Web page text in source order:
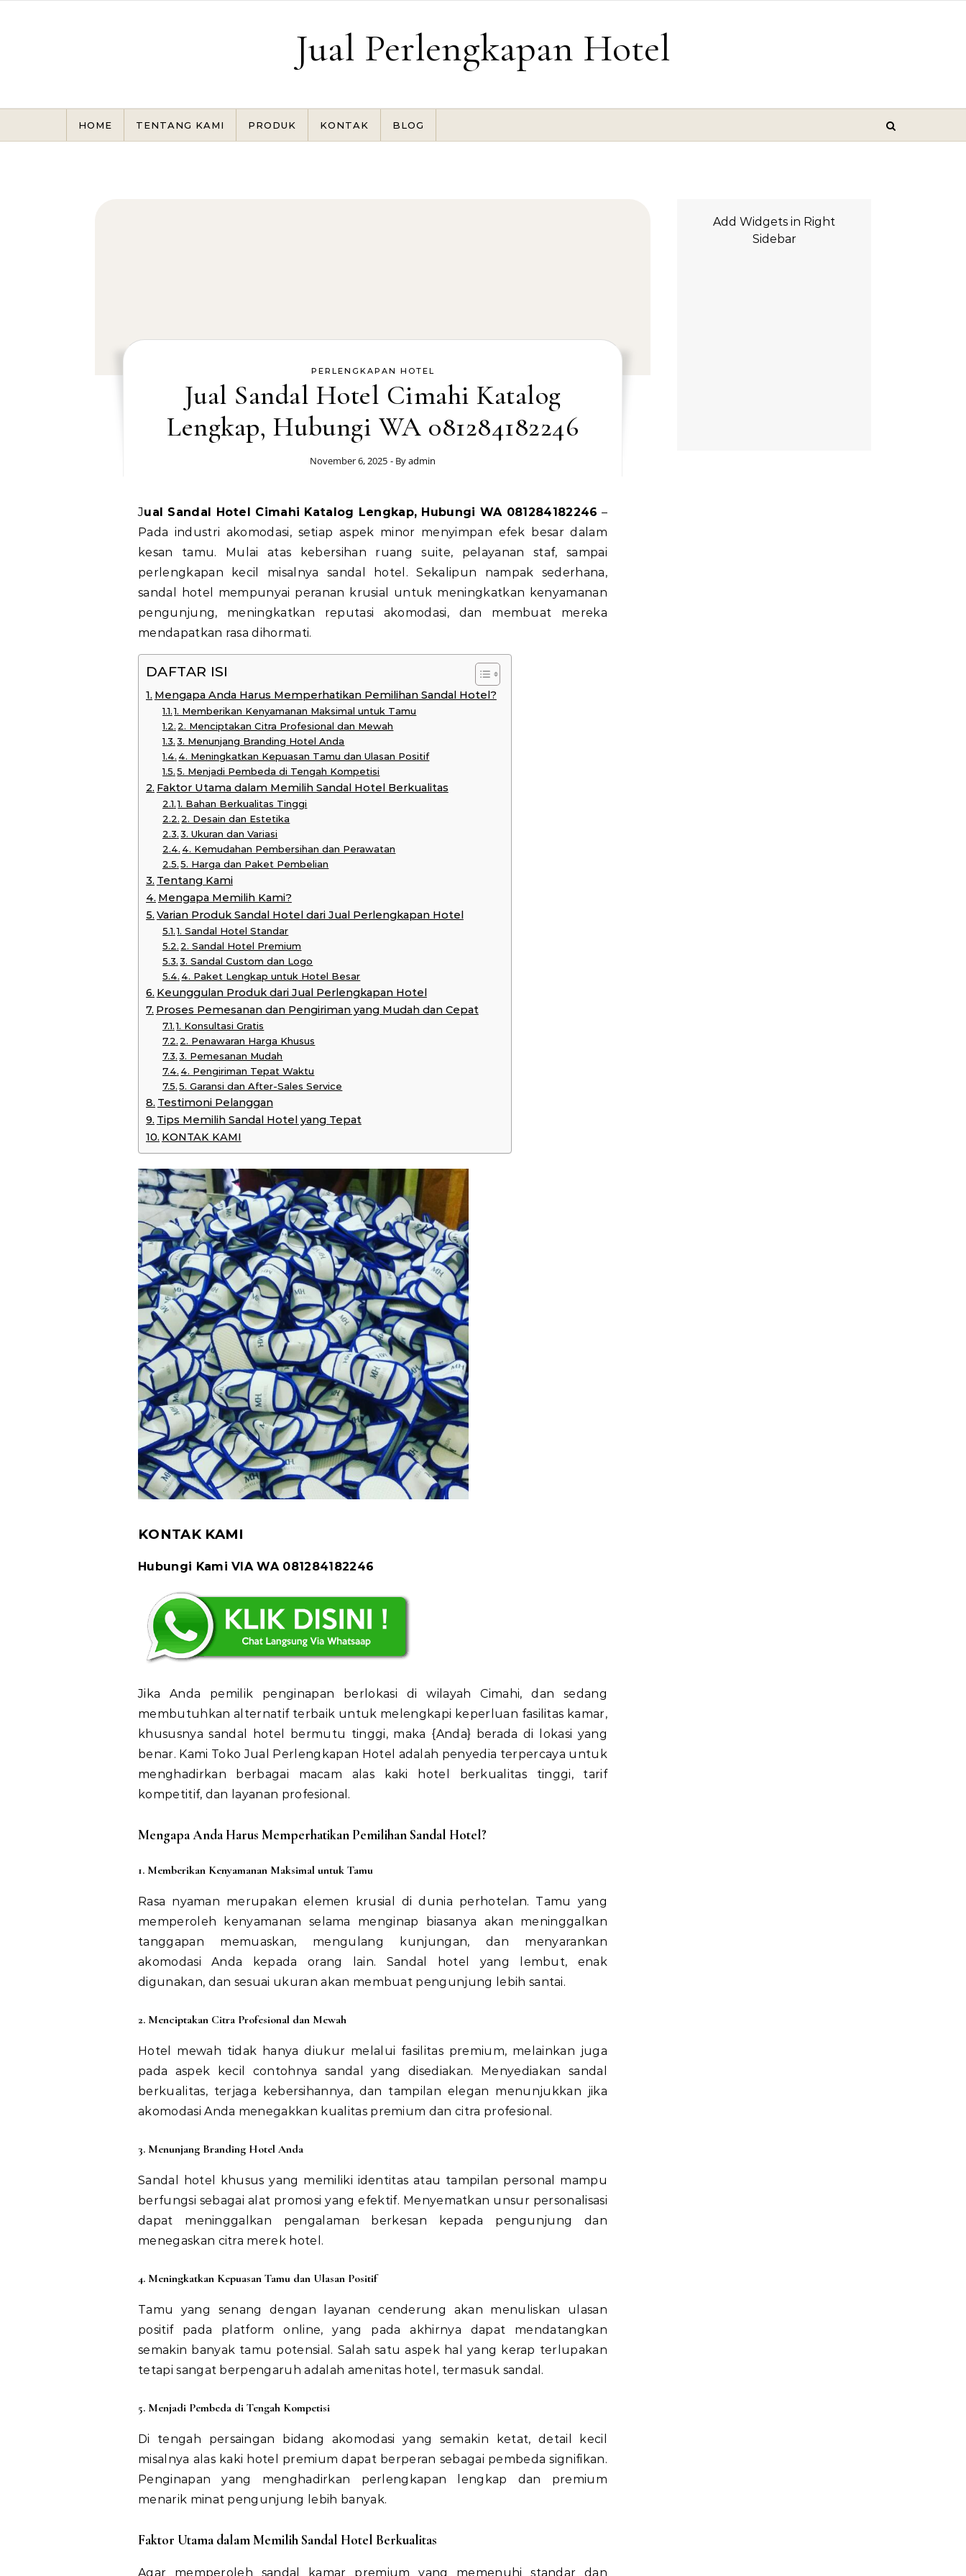
Jual Perlengkapan Hotel
HOME TENTANG KAMI PRODUK KONTAK BLOG
PERLENGKAPAN HOTEL
Jual Sandal Hotel Cimahi Katalog
Lengkap, Hubungi WA 081284182246
November 6, 2025 - Byadmin
Jual Sandal Hotel Cimahi Katalog Lengkap, Hubungi WA 081284182246 –
Pada industri akomodasi, setiap aspek minor menyimpan efek besar dalam
kesan tamu. Mulai atas kebersihan ruang suite, pelayanan staf, sampai
perlengkapan kecil misalnya sandal hotel. Sekalipun nampak sederhana,
sandal hotel mempunyai peranan krusial untuk meningkatkan kenyamanan
pengunjung, meningkatkan reputasi akomodasi, dan membuat mereka
mendapatkan rasa dihormati.
DAFTAR ISI
Mengapa Anda Harus Memperhatikan Pemilihan Sandal Hotel?
1. Memberikan Kenyamanan Maksimal untuk Tamu
2. Menciptakan Citra Profesional dan Mewah
3. Menunjang Branding Hotel Anda
4. Meningkatkan Kepuasan Tamu dan Ulasan Positif
5. Menjadi Pembeda di Tengah Kompetisi
Faktor Utama dalam Memilih Sandal Hotel Berkualitas
1. Bahan Berkualitas Tinggi
2. Desain dan Estetika
3. Ukuran dan Variasi
4. Kemudahan Pembersihan dan Perawatan
5. Harga dan Paket Pembelian
Tentang Kami
Mengapa Memilih Kami?
Varian Produk Sandal Hotel dari Jual Perlengkapan Hotel
1. Sandal Hotel Standar
2. Sandal Hotel Premium
3. Sandal Custom dan Logo
4. Paket Lengkap untuk Hotel Besar
Keunggulan Produk dari Jual Perlengkapan Hotel
Proses Pemesanan dan Pengiriman yang Mudah dan Cepat
1. Konsultasi Gratis
2. Penawaran Harga Khusus
3. Pemesanan Mudah
4. Pengiriman Tepat Waktu
5. Garansi dan After-Sales Service
Testimoni Pelanggan
Tips Memilih Sandal Hotel yang Tepat
KONTAK KAMI
KONTAK KAMI
Hubungi Kami VIA WA 081284182246
Jika Anda pemilik penginapan berlokasi di wilayah Cimahi, dan sedang
membutuhkan alternatif terbaik untuk melengkapi keperluan fasilitas kamar,
khususnya sandal hotel bermutu tinggi, maka {Anda} berada di lokasi yang
benar. Kami Toko Jual Perlengkapan Hotel adalah penyedia terpercaya untuk
menghadirkan berbagai macam alas kaki hotel berkualitas tinggi, tarif
kompetitif, dan layanan profesional.
Mengapa Anda Harus Memperhatikan Pemilihan Sandal Hotel?
1. Memberikan Kenyamanan Maksimal untuk Tamu
Rasa nyaman merupakan elemen krusial di dunia perhotelan. Tamu yang
memperoleh kenyamanan selama menginap biasanya akan meninggalkan
tanggapan memuaskan, mengulang kunjungan, dan menyarankan
akomodasi Anda kepada orang lain. Sandal hotel yang lembut, enak
digunakan, dan sesuai ukuran akan membuat pengunjung lebih santai.
2. Menciptakan Citra Profesional dan Mewah
Hotel mewah tidak hanya diukur melalui fasilitas premium, melainkan juga
pada aspek kecil contohnya sandal yang disediakan. Menyediakan sandal
berkualitas, terjaga kebersihannya, dan tampilan elegan menunjukkan jika
akomodasi Anda menegakkan kualitas premium dan citra profesional.
3. Menunjang Branding Hotel Anda
Sandal hotel khusus yang memiliki identitas atau tampilan personal mampu
berfungsi sebagai alat promosi yang efektif. Menyematkan unsur personalisasi
dapat meninggalkan pengalaman berkesan kepada pengunjung dan
menegaskan citra merek hotel.
4. Meningkatkan Kepuasan Tamu dan Ulasan Positif
Tamu yang senang dengan layanan cenderung akan menuliskan ulasan
positif pada platform online, yang pada akhirnya dapat mendatangkan
semakin banyak tamu potensial. Salah satu aspek hal yang kerap terlupakan
tetapi sangat berpengaruh adalah amenitas hotel, termasuk sandal.
5. Menjadi Pembeda di Tengah Kompetisi
Di tengah persaingan bidang akomodasi yang semakin ketat, detail kecil
misalnya alas kaki hotel premium dapat berperan sebagai pembeda signifikan.
Penginapan yang menghadirkan perlengkapan lengkap dan premium
menarik minat pengunjung lebih banyak.
Faktor Utama dalam Memilih Sandal Hotel Berkualitas
Agar memperoleh sandal kamar premium yang memenuhi standar dan
Add Widgets in Right
Sidebar